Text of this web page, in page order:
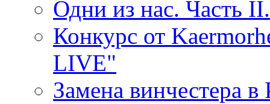
Одни из нас. Часть
Конкурс от
LIVE"
Замена винчестера